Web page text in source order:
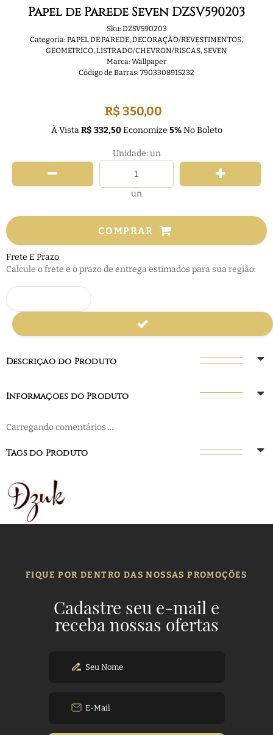
Papel de Parede Seven DZSV590203
Sku: DZSV590203
Categoria: PAPEL DE PAREDE,DECORAÇÃO/REVESTIMENTOS,
GEOMETRICO,LISTRADO/CHEVRON/RISCAS,SEVEN
Marca: Wallpaper
Código de Barras: 7903308915232
R$ 350,00
À VistaR$ 332,50Economize 5%No Boleto
Unidade: un
un
COMPRAR
Frete E Prazo
Calcule o frete e o prazo de entrega estimados para sua região:
Descrição do Produto
Informações do Produto
Carregando comentários ...
Tags do Produto
FIQUE POR DENTRO DAS NOSSAS PROMOÇÕES
Cadastre seu e-mail e
receba nossas ofertas